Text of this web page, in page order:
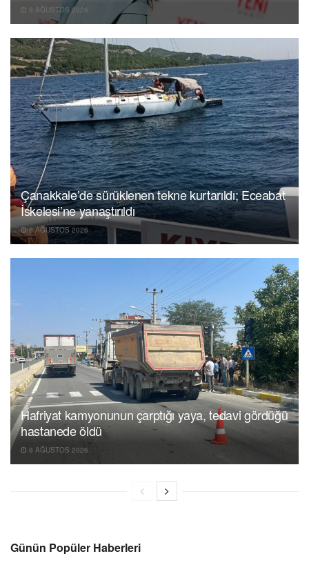
8 AĞUSTOS 2026
Çanakkale’de sürüklenen tekne kurtarıldı; Eceabat
İskelesi’ne yanaştırıldı
8 AĞUSTOS 2026
Hafriyat kamyonunun çarptığı yaya, tedavi gördüğü
hastanede öldü
8 AĞUSTOS 2026
Günün Popüler Haberleri